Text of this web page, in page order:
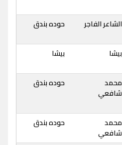
الشاعر الفاجر حوده بندق
بيشا بيشا
محمد
شافعي
حوده بندق
محمد
شافعي
حوده بندق